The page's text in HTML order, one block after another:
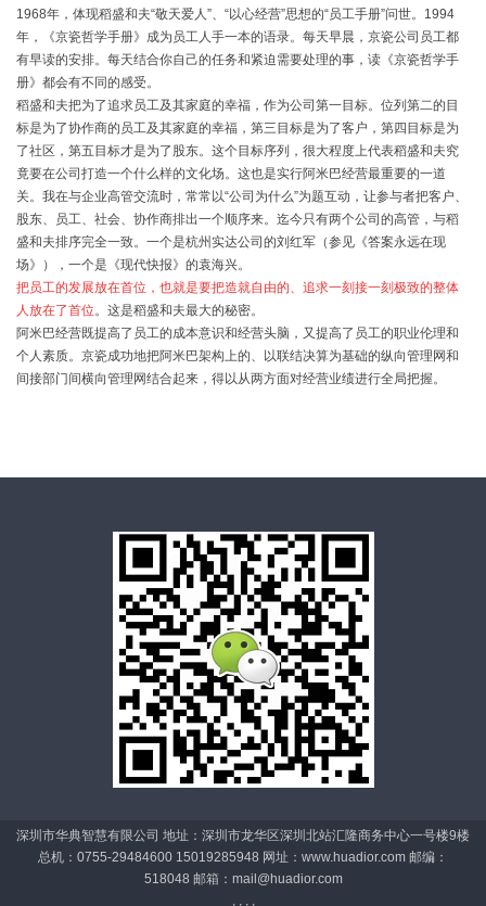
1968年，体现稻盛和夫“敬天爱人”、“以心经营”思想的“员工手册”问世。1994
年，《京瓷哲学手册》成为员工人手一本的语录。每天早晨，京瓷公司员工都
有早读的安排。每天结合你自己的任务和紧迫需要处理的事，读《京瓷哲学手
册》都会有不同的感受。
稻盛和夫把为了追求员工及其家庭的幸福，作为公司第一目标。位列第二的目
标是为了协作商的员工及其家庭的幸福，第三目标是为了客户，第四目标是为
了社区，第五目标才是为了股东。这个目标序列，很大程度上代表稻盛和夫究
竟要在公司打造一个什么样的文化场。这也是实行阿米巴经营最重要的一道
关。我在与企业高管交流时，常常以“公司为什么”为题互动，让参与者把客户、
股东、员工、社会、协作商排出一个顺序来。迄今只有两个公司的高管，与稻
盛和夫排序完全一致。一个是杭州实达公司的刘红军（参见《答案永远在现
场》），一个是《现代快报》的袁海兴。
把员工的发展放在首位，也就是要把造就自由的、追求一刻接一刻极致的整体
人放在了首位 。这是稻盛和夫最大的秘密。
阿米巴经营既提高了员工的成本意识和经营头脑，又提高了员工的职业伦理和
个人素质。京瓷成功地把阿米巴架构上的、以联结决算为基础的纵向管理网和
间接部门间横向管理网结合起来，得以从两方面对经营业绩进行全局把握。
深圳市华典智慧有限公司 地址：深圳市龙华区深圳北站汇隆商务中心一号楼9楼
总机：0755-29484600 15019285948 网址：www.huadior.com 邮编：
518048 邮箱： mail@huadior.com
, , , ,